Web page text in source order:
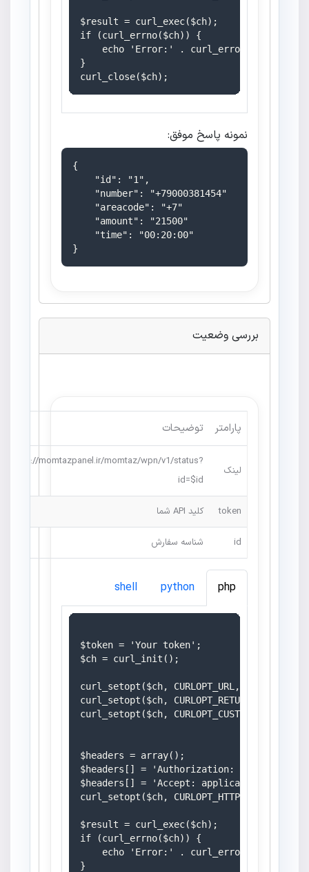
$result = curl_exec($ch);
if (curl_errno($ch)) {
    echo 'Error:' . curl_error($ch);
}
نمونه پاسخ موفق:
{
    "id": "1",
    "number": "+79000381454"
    "areacode": "+7"
    "amount": "21500"
    "time": "00:20:00"
}
بررسی وضعیت
پارامتر توضیحات
لینک
https://momtazpanel.ir/momtaz/wpn/v1/status?
id=$id
token کلید API شما
id شناسه سفارش
php
python
shell
$token = 'Your token';
$ch = curl_init();
curl_setopt($ch, CURLOPT_URL, 'https://
curl_setopt($ch,
curl_setopt($ch, CURLOPT_CUSTOMREQUEST,
$headers = array();
$headers[] = 'Authorization: Bearer ' .
$headers[] = 'Accept: application/json';
curl_setopt($ch, CURLOPT_HTTPHEADER,
$result = curl_exec($ch);
if (curl_errno($ch)) {
    echo 'Error:' . curl_error($ch);
}